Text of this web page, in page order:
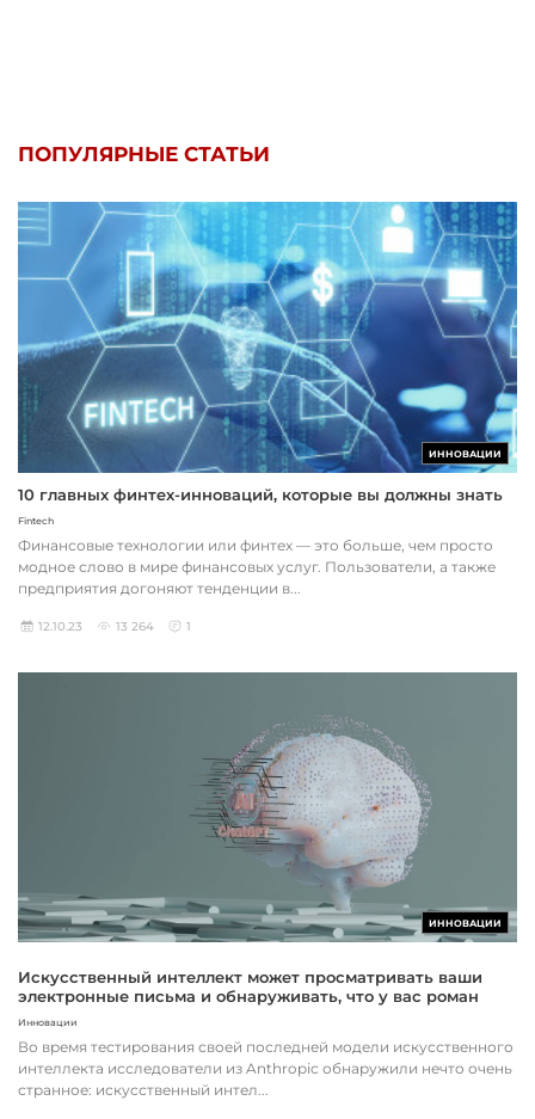
ПОПУЛЯРНЫЕ СТАТЬИ
ИННОВАЦИИ
10 главных финтех-инноваций, которые вы должны знать
Fintech
Финансовые технологии или финтех — это больше, чем просто
модное слово в мире финансовых услуг. Пользователи, а также
предприятия догоняют тенденции в...
12.10.23 13 264 1
ИННОВАЦИИ
Искусственный интеллект может просматривать ваши
электронные письма и обнаруживать, что у вас роман
Инновации
Во время тестирования своей последней модели искусственного
интеллекта исследователи из Anthropic обнаружили нечто очень
странное: искусственный интел...